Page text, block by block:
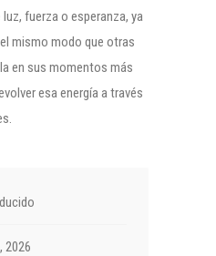
fuerza o esperanza, ya
mismo modo que otras
en sus momentos más
esa energía a través
2026